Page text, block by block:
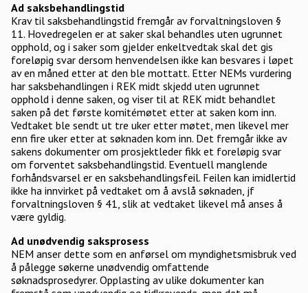
Ad saksbehandlingstid
Krav til saksbehandlingstid fremgår av forvaltningsloven §
11. Hovedregelen er at saker skal behandles uten ugrunnet
opphold, og i saker som gjelder enkeltvedtak skal det gis
foreløpig svar dersom henvendelsen ikke kan besvares i løpet
av en måned etter at den ble mottatt. Etter NEMs vurdering
har saksbehandlingen i REK midt skjedd uten ugrunnet
opphold i denne saken, og viser til at REK midt behandlet
saken på det første komitémøtet etter at saken kom inn.
Vedtaket ble sendt ut tre uker etter møtet, men likevel mer
enn fire uker etter at søknaden kom inn. Det fremgår ikke av
sakens dokumenter om prosjektleder fikk et foreløpig svar
om forventet saksbehandlingstid. Eventuell manglende
forhåndsvarsel er en saksbehandlingsfeil. Feilen kan imidlertid
ikke ha innvirket på vedtaket om å avslå søknaden, jf
forvaltningsloven § 41, slik at vedtaket likevel må anses å
være gyldig.
Ad unødvendig saksprosess
NEM anser dette som en anførsel om myndighetsmisbruk ved
å pålegge søkerne unødvendig omfattende
søknadsprosedyrer. Opplasting av ulike dokumenter kan